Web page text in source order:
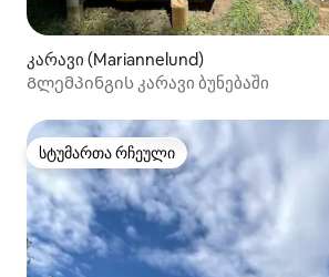
კარავი (Mariannelund)
Გლემპინგის კარავი ბუნებაში
სტუმართა რჩეული
სტუმართა რჩეული